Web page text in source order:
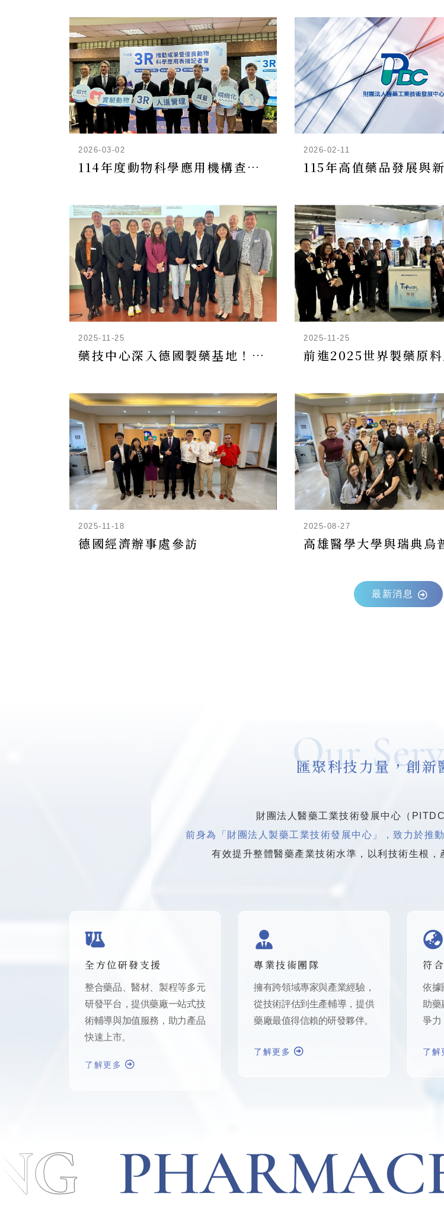
2026-03-02
114年度動物科學應用機構查核，本中心受查結果為『良』
2026-02-11
2025-11-25
藥技中心深入德國製藥基地！率團探全球第四大製藥市場商機
2025-11-25
2025-11-18
德國經濟辦事處參訪
2025-08-27
最新消息
Our
匯聚科技力量，創新
財團法人醫藥工業技術發展中心（
前身為「財團法人製藥工業技術發展中心」，致力於推
有效提升整體醫藥產業技術水準，以利技術生根，
全方位研發支援
整合藥品、醫材、製程等多元
研發平台，提供藥廠一站式技
術輔導與加值服務，助力產品
快速上市。
了解更多
專業技術團隊
擁有跨領域專家與產業經驗，
從技術評估到生產輔導，提供
藥廠最值得信賴的研發夥伴。
了解更多
符
依據
助
爭力
了解